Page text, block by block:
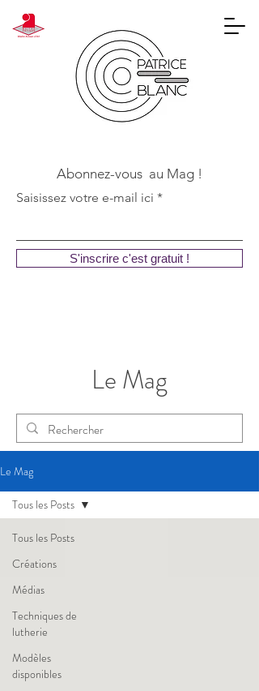
Abonnez-vous au Mag !
Saisissez votre e-mail ici
S'inscrire c'est gratuit !
Le Mag
Le Mag
Tous les Posts
Créations
Médias
Techniques de
lutherie
Modèles
disponibles
Tous les Posts